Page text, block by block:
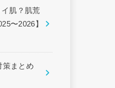
イ肌？肌荒
〜2026】
策まとめ